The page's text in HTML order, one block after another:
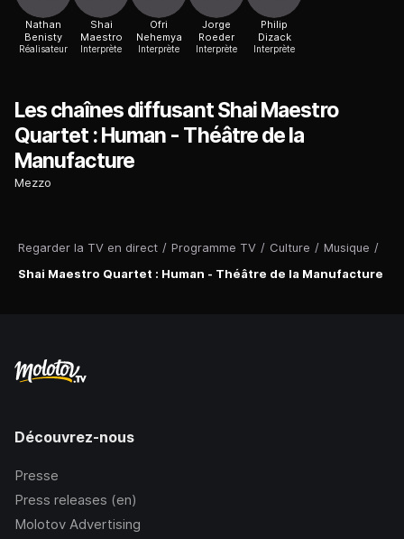
Regarder la TV en direct / Programme TV / Culture / Musique /
Shai Maestro Quartet : Human - Théâtre de la Manufacture
Nathan
Benisty
Réalisateur
Shai
Maestro
Interprète
Ofri
Nehemya
Interprète
Jorge
Roeder
Interprète
Philip
Dizack
Interprète
Les chaînes diffusant Shai Maestro
Quartet : Human - Théâtre de la
Manufacture
Mezzo
Découvrez-nous
Presse
Press releases (en)
Molotov Advertising